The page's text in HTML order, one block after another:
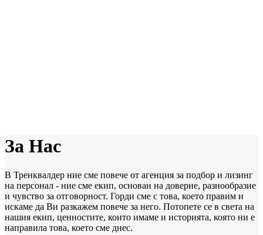
За Нас
В Тренквалдер ние сме повече от агенция за подбор и лизинг
на персонал - ние сме екип, основан на доверие, разнообразие
и чувство за отговорност. Горди сме с това, което правим и
искаме да Ви разкажем повече за него. Потопете се в света на
нашия екип, ценностите, които имаме и историята, която ни е
направила това, което сме днес.